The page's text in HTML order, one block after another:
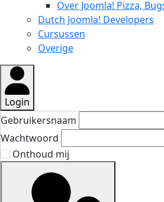
Over Joomla! Pizza,
Dutch Joomla! Developers
Cursussen
Overige
Login
Gebruikersnaam
Wachtwoord
Onthoud mij